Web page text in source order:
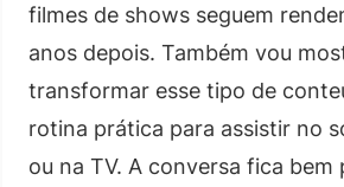
filmes de shows seguem
anos depois. Também vou
transformar esse tipo de
rotina prática para assistir no
ou na TV. A conversa fica bem